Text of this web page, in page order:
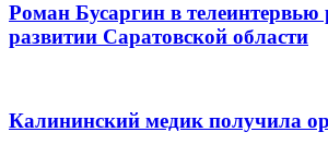
Роман Бусаргин в телеинтервью
развитии Саратовской области
Калининский медик получила